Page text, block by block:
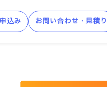
込み お問い合わせ・見積り